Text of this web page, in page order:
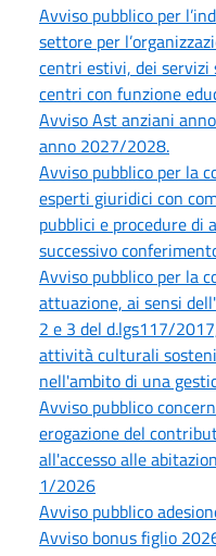
Avviso pubblico per
settore per
centri estivi, dei
centri con funzione
Avviso Ast anziani
anno 2027/2028.
Avviso pubblico per la
esperti giuridici con
pubblici e procedure di
successivo
Avviso pubblico per la
attuazione, ai sensi
2 e 3 del d.lgs117/
attività culturali
nell'ambito di una
Avviso pubblico
erogazione del
all'accesso alle
1/2026
Avviso pubblico
Avviso bonus figlio